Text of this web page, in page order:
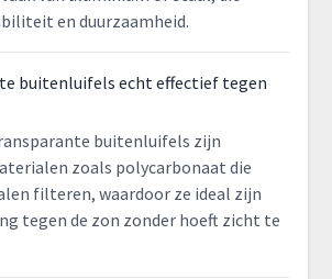
en duurzaamheid.
buitenluifels echt effectief tegen
buitenluifels zijn
zoals polycarbonaat die
filteren, waardoor ze ideal zijn
tegen de zon zonder hoeft zicht te